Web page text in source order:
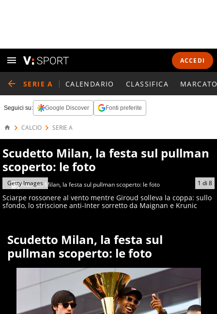
ACCEDI
SERIE A CALENDARIO CLASSIFICA
Seguici su: Google Discover Fonti preferite
CALCIO SERIE A
Scudetto Milan, la festa sul pullman
scoperto: le foto
1 di 8
Getty Images
Sciarpe rossonere al vento mentre Giroud solleva la coppa: sullo
sfondo, lo striscione anti-Inter sorretto da Maignan e Krunic
Scudetto Milan, la festa sul
pullman scoperto: le foto